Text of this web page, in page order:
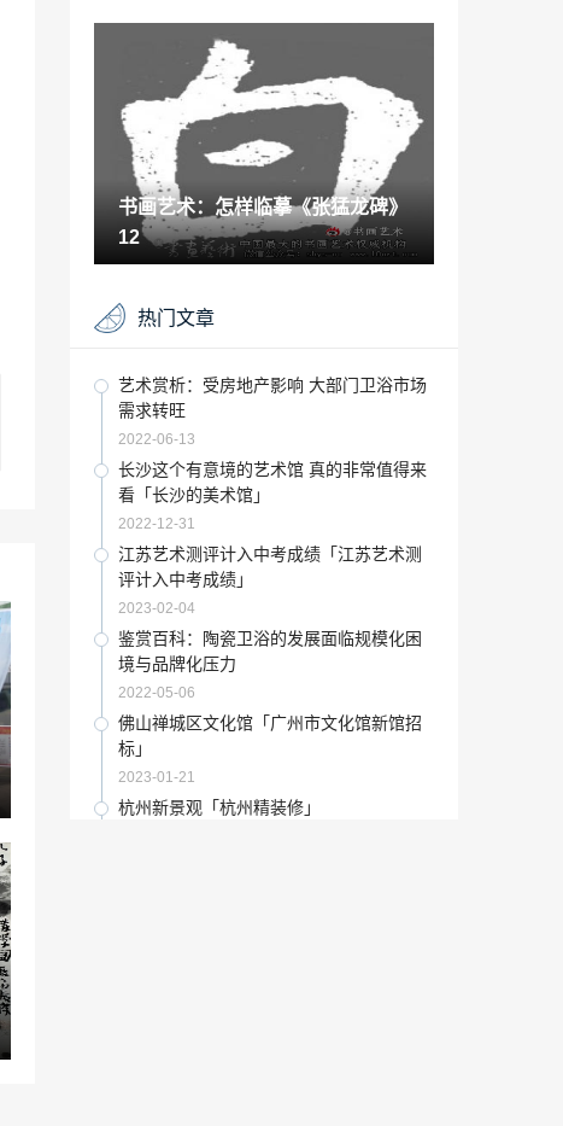
“集团”汇亚磁砖“全民819-品质狂欢节”全国
联动大促总部启动大会圆满成功
2022-09-06
古玩赏析：建材门店市场漫天要价成投诉
焦点(图)
2022-05-08
“卡龙”马卡龙系列瓷砖——瓷砖中的“甜蜜
“担当
2022-12-19
材更低碳
意大利有哪些电影学院「意大利 大学」
2022-12-17
“瓷砖”“世界，就在你眼前” 加西亚瓷砖跨
国设计师思想荟落地成都！
2022-09-01
收藏要闻：万历瓷片魂化珠宝
2021-11-12
坚持客观真理论,必然肯定真理的一元论
「科学论」
2022-11-30
文化艺术：“清逸朗行”刘西洁艺术品鉴会
亮相杭州
2021-06-03
“排污权”环保新政策将出台：陶企想排
书画艺术：怎样临摹《张猛龙碑》
12
热门文章
艺术赏析：受房地产影响 大部门卫浴市场
需求转旺
2022-06-13
长沙这个有意境的艺术馆 真的非常值得来
看「长沙的美术馆」
2022-12-31
江苏艺术测评计入中考成绩「江苏艺术测
评计入中考成绩」
2023-02-04
鉴赏百科：陶瓷卫浴的发展面临规模化困
境与品牌化压力
2022-05-06
佛山禅城区文化馆「广州市文化馆新馆招
标」
2023-01-21
杭州新景观「杭州精装修」